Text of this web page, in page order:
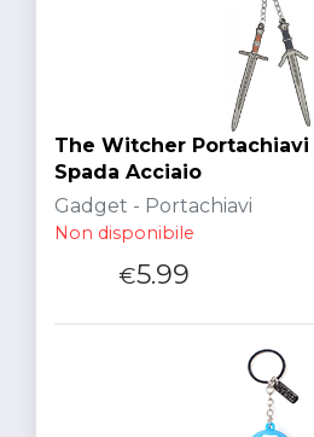
The Witcher
Spada Acciaio
Gadget - Portachiavi
Non disponibile
€5.99